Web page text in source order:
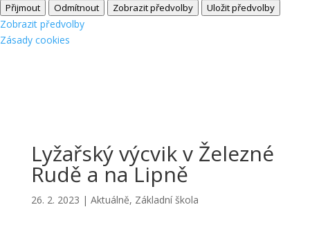
Přijmout Odmítnout Zobrazit předvolby Uložit předvolby
Zobrazit předvolby
Zásady cookies
Lyžařský výcvik v Železné
Rudě a na Lipně
26. 2. 2023 | Aktuálně, Základní škola